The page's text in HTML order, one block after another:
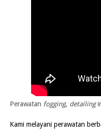
Perawatan fogging, detailing
Kami melayani perawatan